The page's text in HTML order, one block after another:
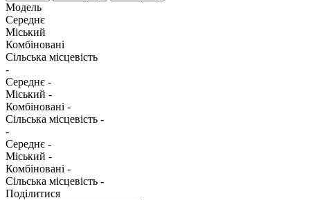
Модель
Середнє
Міський
Комбіновані
Сільська місцевість
-
Середнє -
Міський -
Комбіновані -
Сільська місцевість -
-
Середнє -
Міський -
Комбіновані -
Сільська місцевість -
Поділитися